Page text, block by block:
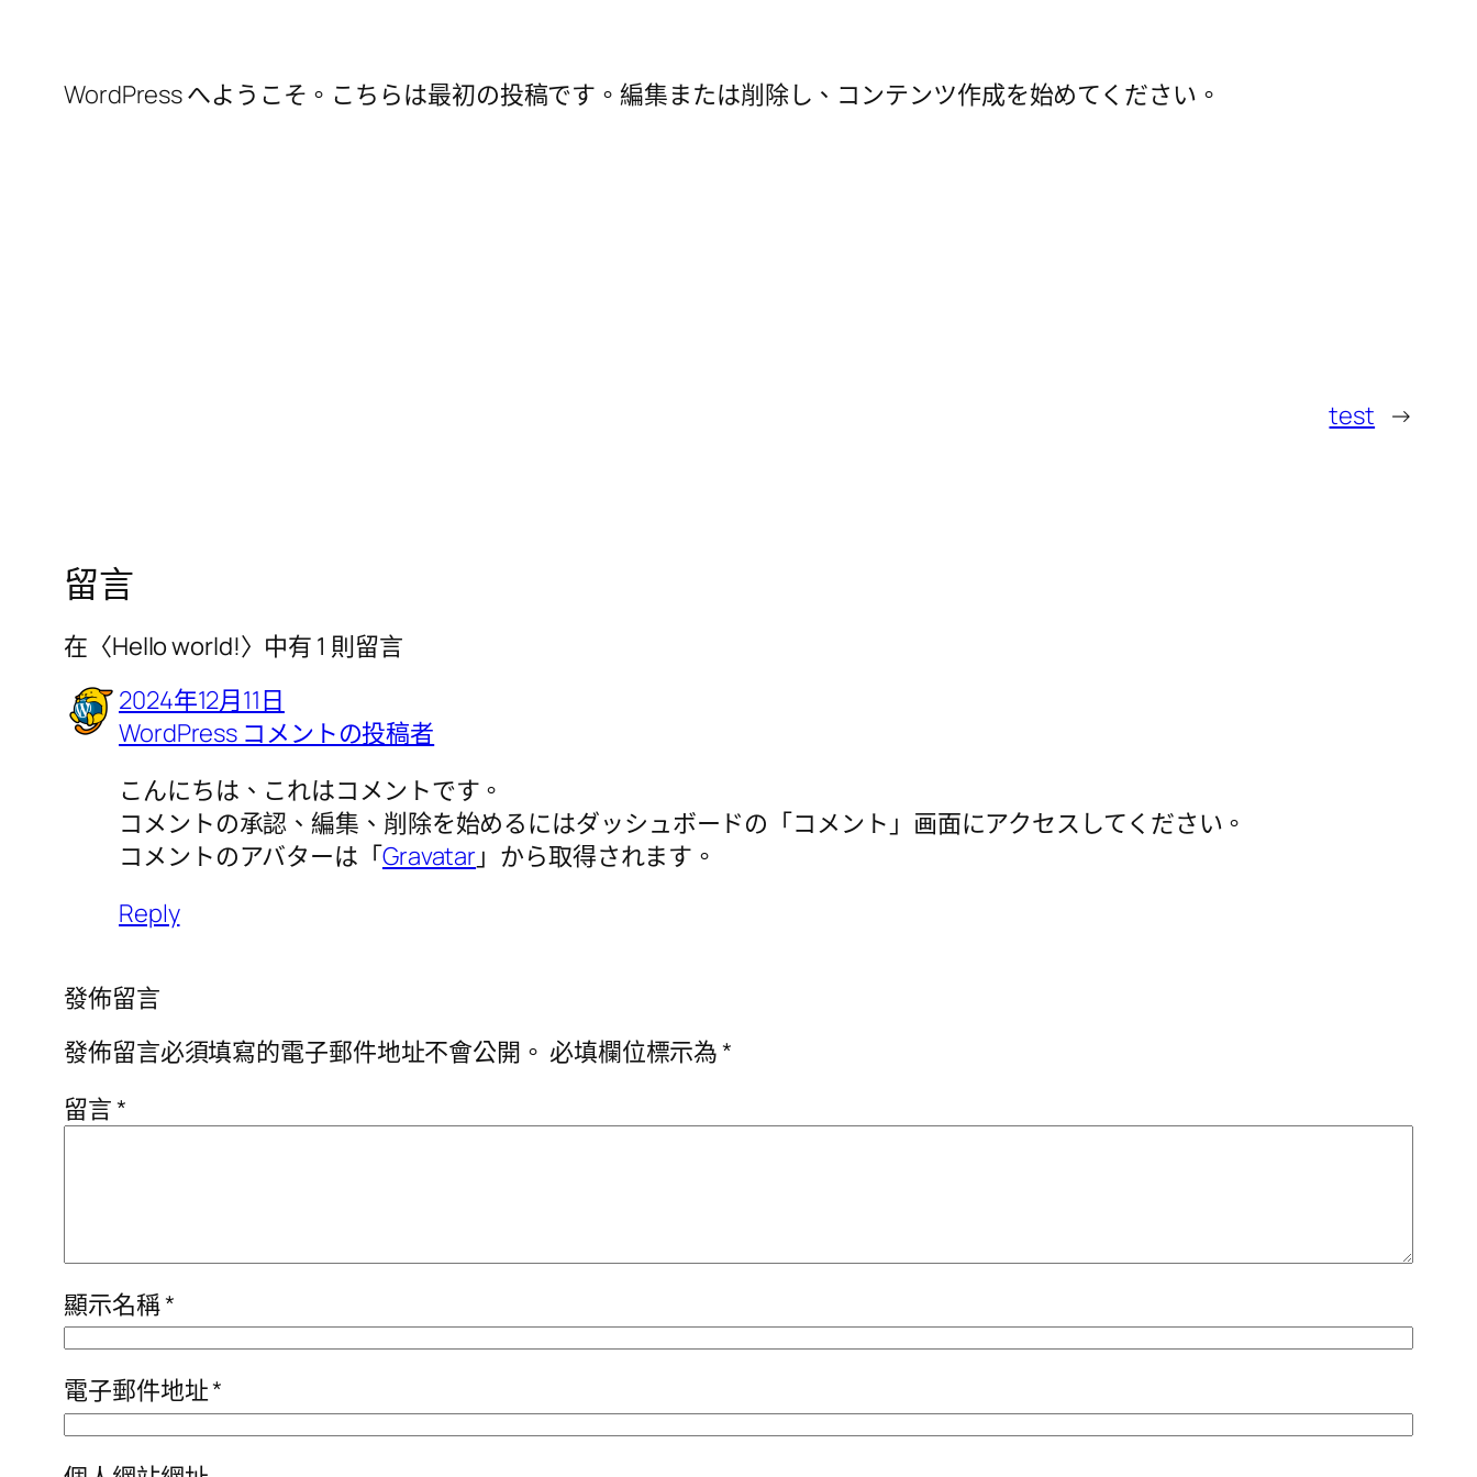
WordPress へようこそ。こちらは最初の投稿です。編集または削除し、コンテンツ作成を始めてください。
test →
留言
在〈Hello world!〉中有 1 則留言
2024年12月11日
WordPress コメントの投稿者
こんにちは、これはコメントです。
コメントの承認、編集、削除を始めるにはダッシュボードの「コメント」画面にアクセスしてください。
コメントのアバターは「Gravatar 」から取得されます。
Reply
發佈留言
發佈留言必須填寫的電子郵件地址不會公開。 必填欄位標示為*
留言*
顯示名稱*
電子郵件地址*